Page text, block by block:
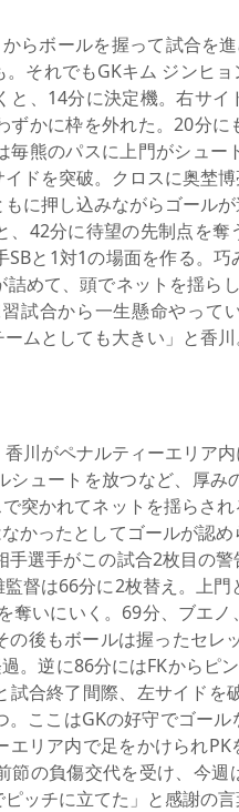
らボールを握って試合を
それでもGKキム ジンヒ
と、14分に決定機。右サ
かに枠を外れた。20分
熊のパスに上門がシュー
ドを突破。クロスに奥埜
に押し込みながらゴール
、42分に待望の先制点を
と1対1の場面を作る。
めて、頭でネットを揺ら
試合から一生懸命やって
ムとしても大きい」と香
川がペナルティーエリア内
シュートを放つなど、厚
突かれてネットを揺らさ
かったとしてゴールが認
選手がこの試合2枚目の
督は66分に2枚替え。上門
奪いにいく。69分、ブエ
後もボールは握ったセレ
。逆に86分にはFKからピ
試合終了間際、左サイドを
ここはGKの好守でゴー
リア内で足をかけられ
の負傷交代を受け、今週
ッチに立てた」と感謝の言